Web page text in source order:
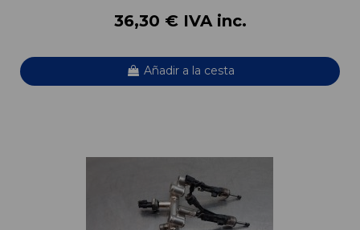
36,30 € IVA inc.
Añadir a la cesta